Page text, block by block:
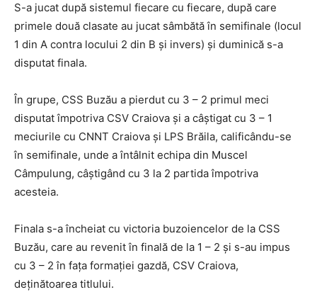
S-a jucat după sistemul fiecare cu fiecare, după care
primele două clasate au jucat sâmbătă în semifinale (locul
1 din A contra locului 2 din B și invers) și duminică s-a
disputat finala.
În grupe, CSS Buzău a pierdut cu 3 – 2 primul meci
disputat împotriva CSV Craiova și a câștigat cu 3 – 1
meciurile cu CNNT Craiova și LPS Brăila, calificându-se
în semifinale, unde a întâlnit echipa din Muscel
Câmpulung, câștigând cu 3 la 2 partida împotriva
acesteia.
Finala s-a încheiat cu victoria buzoiencelor de la CSS
Buzău, care au revenit în finală de la 1 – 2 și s-au impus
cu 3 – 2 în fața formației gazdă, CSV Craiova,
deținătoarea titlului.